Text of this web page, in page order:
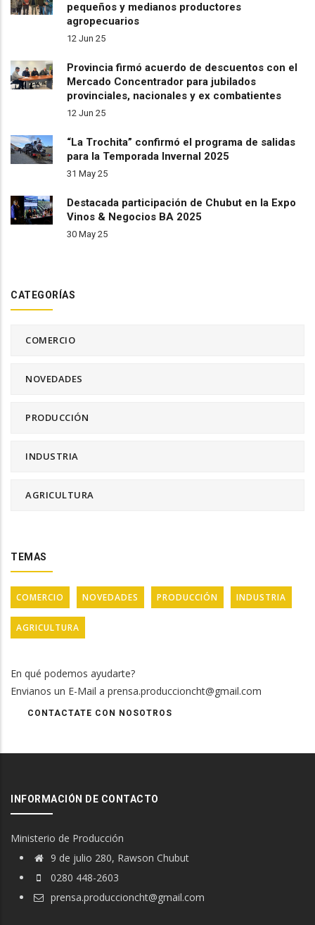
pequeños y medianos productores
agropecuarios
12 Jun 25
Provincia firmó acuerdo de descuentos con el
Mercado Concentrador para jubilados
provinciales, nacionales y ex combatientes
12 Jun 25
“La Trochita” confirmó el programa de salidas
para la Temporada Invernal 2025
31 May 25
Destacada participación de Chubut en la Expo
Vinos & Negocios BA 2025
30 May 25
CATEGORÍAS
COMERCIO
NOVEDADES
PRODUCCIÓN
INDUSTRIA
AGRICULTURA
TEMAS
COMERCIO NOVEDADES PRODUCCIÓN INDUSTRIA
AGRICULTURA
En qué podemos ayudarte?
Envianos un E-Mail a prensa.produccioncht@gmail.com
CONTACTATE CON NOSOTROS
INFORMACIÓN DE CONTACTO
Ministerio de Producción
9 de julio 280, Rawson Chubut
0280 448-2603
prensa.produccioncht@gmail.com